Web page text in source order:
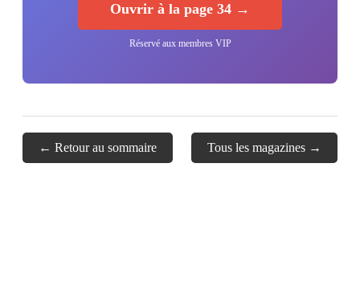
Ouvrir à la page 34 →
Réservé aux membres VIP
← Retour au sommaire Tous les magazines →